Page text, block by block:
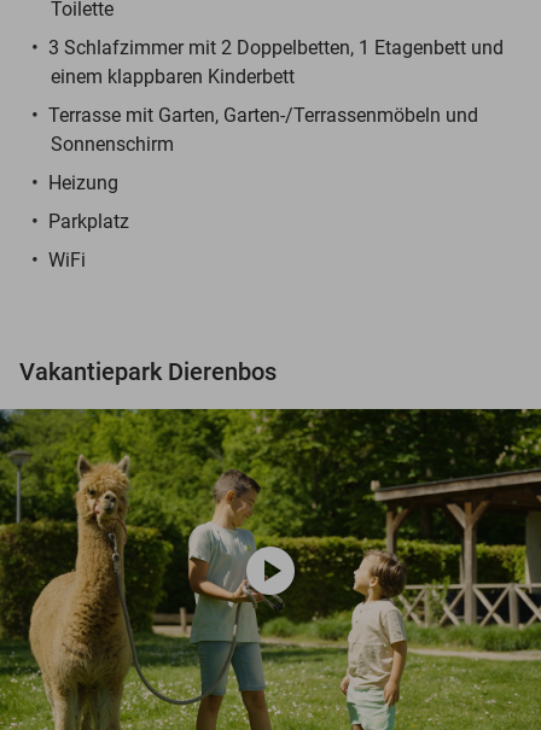
Toilette
3 Schlafzimmer mit 2 Doppelbetten, 1 Etagenbett und
einem klappbaren Kinderbett
Terrasse mit Garten, Garten-/Terrassenmöbeln und
Sonnenschirm
Heizung
Parkplatz
WiFi
Vakantiepark Dierenbos
play_circle